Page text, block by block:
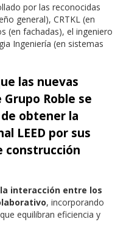
por las reconocidas
general), CRTKL (en
(en fachadas), el ingeniero
Ingeniería (en sistemas
las nuevas
Roble se
obtener la
LEED por sus
construcción
interacción entre los
, incorporando
equilibran eficiencia y